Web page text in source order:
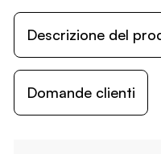
Descrizione del
Domande clienti